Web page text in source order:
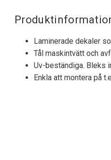
Laminerade dekaler
Tål maskintvätt och
Uv-beständiga. Bleks
Enkla att montera på